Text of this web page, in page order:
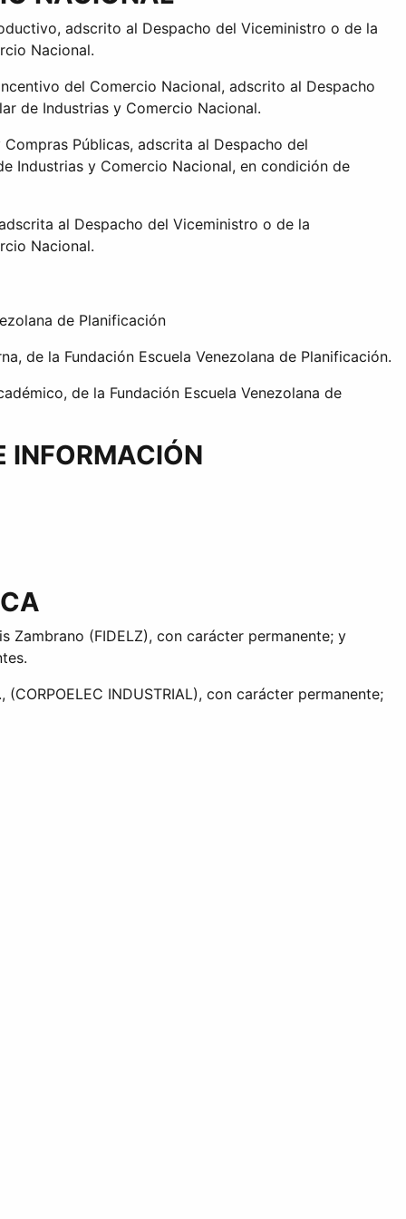
adscrito al Despacho del Viceministro o de la
Nacional.
del Comercio Nacional, adscrito al Despacho
de Industrias y Comercio Nacional.
Públicas, adscrita al Despacho del
Industrias y Comercio Nacional, en condición de
al Despacho del Viceministro o de la
Nacional.
de Planificación
de la Fundación Escuela Venezolana de Planificación.
de la Fundación Escuela Venezolana de
INFORMACIÓN
Zambrano (FIDELZ), con carácter permanente; y
INDUSTRIAL), con carácter permanente;